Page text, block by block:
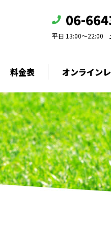
06-
平日 13:00～22:00
料金表 オンライン
ムービーレッスン
ご利用開始手順
オンラインレッス
オンラインレッ
オンラインレッ
オンラインレッ